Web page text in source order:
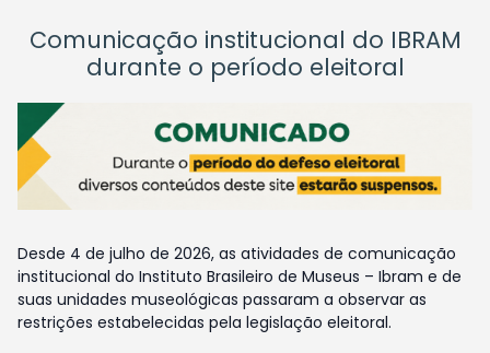
Comunicação institucional do IBRAM
durante o período eleitoral
Desde 4 de julho de 2026, as atividades de comunicação
institucional do Instituto Brasileiro de Museus – Ibram e de
suas unidades museológicas passaram a observar as
restrições estabelecidas pela legislação eleitoral.